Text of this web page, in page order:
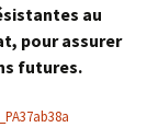
au
pour assurer
futures.